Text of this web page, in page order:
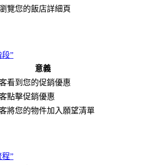
覽您的飯店詳細頁
段”
意義
看到您的促銷優惠
點擊促銷優惠
將您的物件加入願望清單
程”